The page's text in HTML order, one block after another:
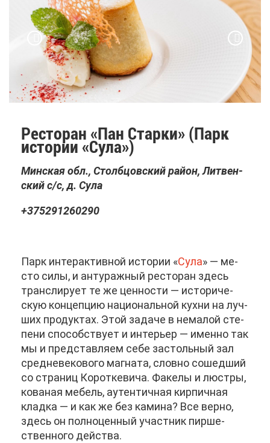
Ре­сто­ран «Пан Стар­ки» (Парк
ис­то­рии «Су­ла»)
Мин­ская обл., Столб­цов­ский рай­он, Лит­вен­
ский с/с, д. Су­ла
+375291260290
Парк ин­тер­ак­тив­ной ис­то­рии «Су­ла» — ме­
сто си­лы, и ан­ту­раж­ный ре­сто­ран здесь
транс­ли­ру­ет те же цен­но­сти — ис­то­ри­че­
скую кон­цеп­цию на­ци­о­наль­ной кух­ни на луч­
ших про­дук­тах. Этой за­да­че в нема­лой сте­
пе­ни спо­соб­ству­ет и ин­те­рьер — имен­но так
мы и пред­став­ля­ем се­бе за­столь­ный зал
сред­не­ве­ко­во­го маг­на­та, слов­но со­шед­ший
со стра­ниц Ко­рот­ке­ви­ча. Фа­ке­лы и люст­ры,
ко­ва­ная ме­бель, аутен­тич­ная кир­пич­ная
клад­ка — и как же без ка­ми­на? Все вер­но,
здесь он пол­но­цен­ный участ­ник пир­ше­
ствен­но­го дей­ства.